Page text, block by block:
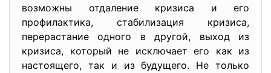
возможны отдаление кризиса и его
профилактика, стабилизация кризиса,
перерастание одного в другой, выход из
кризиса, который не исключает его как из
настоящего, так и из будущего. Не только